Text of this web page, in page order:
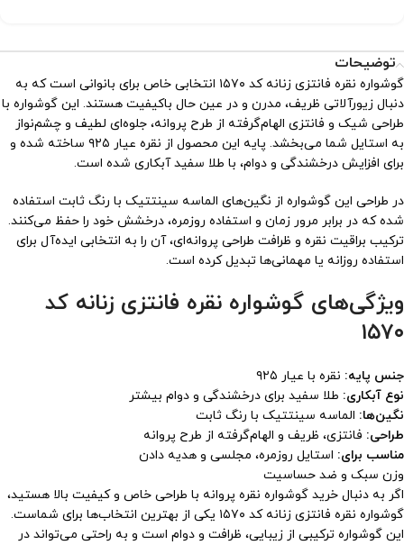
توضیحات
گوشواره نقره فانتزی زنانه کد ۱۵۷۰ انتخابی خاص برای بانوانی است که به
دنبال زیورآلاتی ظریف، مدرن و در عین حال باکیفیت هستند. این گوشواره با
طراحی شیک و فانتزی الهام‌گرفته از طرح پروانه، جلوه‌ای لطیف و چشم‌نواز
به استایل شما می‌بخشد. پایه این محصول از نقره عیار ۹۲۵ ساخته شده و
برای افزایش درخشندگی و دوام، با طلا سفید آبکاری شده است.
در طراحی این گوشواره از نگین‌های الماسه سینتتیک با رنگ ثابت استفاده
شده که در برابر مرور زمان و استفاده روزمره، درخشش خود را حفظ می‌کنند.
ترکیب براقیت نقره و ظرافت طراحی پروانه‌ای، آن را به انتخابی ایده‌آل برای
استفاده روزانه یا مهمانی‌ها تبدیل کرده است.
ویژگی‌های گوشواره نقره فانتزی زنانه کد
۱۵۷۰
جنس پایه: نقره با عیار ۹۲۵
نوع آبکاری: طلا سفید برای درخشندگی و دوام بیشتر
نگین‌ها: الماسه سینتتیک با رنگ ثابت
طراحی: فانتزی، ظریف و الهام‌گرفته از طرح پروانه
مناسب برای: استایل روزمره، مجلسی و هدیه دادن
وزن سبک و ضد حساسیت
اگر به دنبال خرید گوشواره نقره پروانه با طراحی خاص و کیفیت بالا هستید،
گوشواره نقره فانتزی زنانه کد ۱۵۷۰ یکی از بهترین انتخاب‌ها برای شماست.
این گوشواره ترکیبی از زیبایی، ظرافت و دوام است و به راحتی می‌تواند در